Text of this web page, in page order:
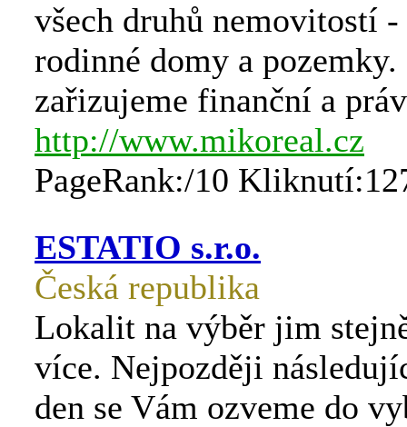
všech druhů nemovitostí
rodinné domy a
zařizujeme finanční a
http://www.mikoreal.cz
PageRank:/10
ESTATIO s.r.o.
Česká republika
Lokalit na výběr jim
více. Nejpozději
den se Vám ozveme do